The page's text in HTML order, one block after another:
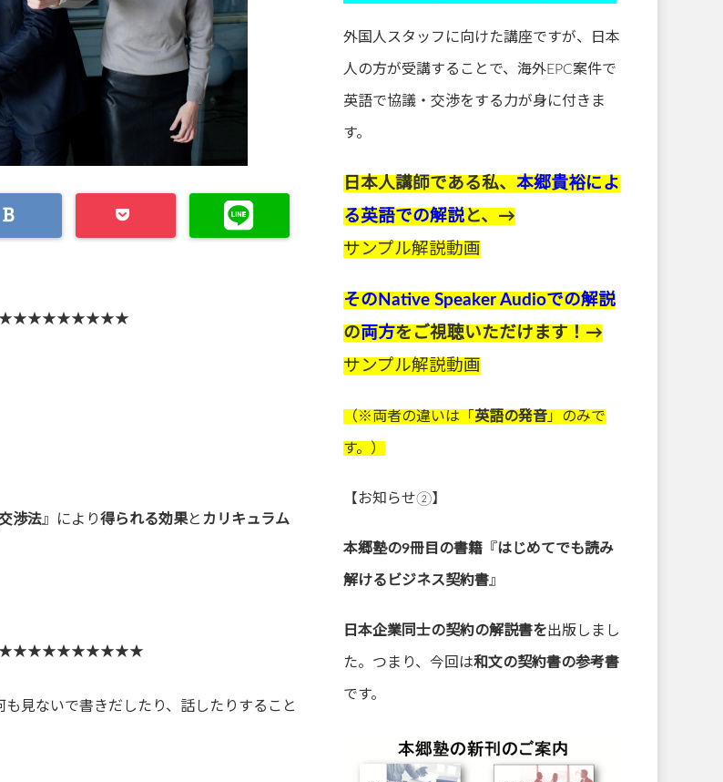
渉法』により得られる効果と カリキュラム
見ないで書きだしたり、話したりすること
外国人スタッフに向けた講座ですが、日本
人の方が受講することで、海外EPC案件で
英語で協議・交渉をする力が身に付きま
す。
日本人講師である私、 本郷貴裕によ
る英語での解説 と、→
サンプル解説動画
そのNative Speaker Audioでの解説
の両方をご視聴いただけます！→
サンプル解説動画
（※両者の違いは「 英語の発音 」のみで
す。）
【お知らせ②】
本郷塾の9冊目の書籍 『 はじめてでも読み
解けるビジネス契約書』
日本企業同士の契約の解説書を出版しまし
た。つまり、今回は和文の契約書の参考書
です。